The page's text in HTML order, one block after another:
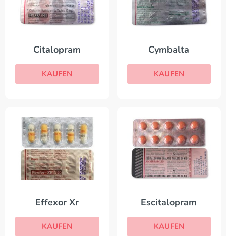
Citalopram
KAUFEN
Cymbalta
KAUFEN
Effexor Xr
KAUFEN
Escitalopram
KAUFEN